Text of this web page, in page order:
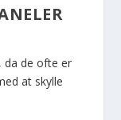
da de ofte er
at skylle